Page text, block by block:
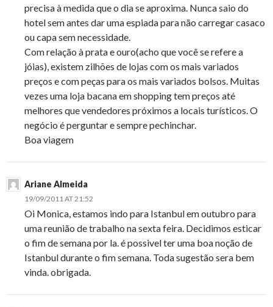
precisa à medida que o dia se aproxima. Nunca saio do
hotel sem antes dar uma espiada para não carregar casaco
ou capa sem necessidade.
Com relação à prata e ouro(acho que você se refere a
jóias), existem zilhões de lojas com os mais variados
preços e com peças para os mais variados bolsos. Muitas
vezes uma loja bacana em shopping tem preços até
melhores que vendedores próximos a locais turísticos. O
negócio é perguntar e sempre pechinchar.
Boa viagem
Ariane Almeida
19/09/2011 AT 21:52
Oi Monica, estamos indo para Istanbul em outubro para
uma reunião de trabalho na sexta feira. Decidimos esticar
o fim de semana por la. é possivel ter uma boa noção de
Istanbul durante o fim semana. Toda sugestão sera bem
vinda. obrigada.